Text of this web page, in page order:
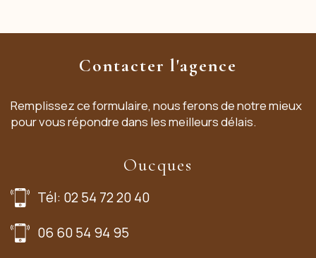
Contacter l'agence
Remplissez ce formulaire, nous ferons de notre mieux
pour vous répondre dans les meilleurs délais.
Oucques
Tél: 02 54 72 20 40
06 60 54 94 95